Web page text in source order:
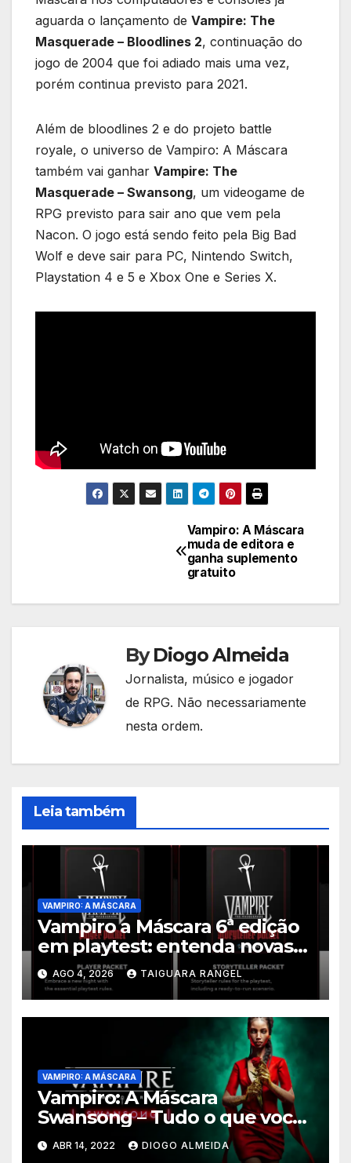
aguarda o lançamento de Vampire: The
Masquerade – Bloodlines 2, continuação do
jogo de 2004 que foi adiado mais uma vez,
porém continua previsto para 2021.
Além de bloodlines 2 e do projeto battle
royale, o universo de Vampiro: A Máscara
também vai ganhar Vampire: The
Masquerade – Swansong, um videogame de
RPG previsto para sair ano que vem pela
Nacon. O jogo está sendo feito pela Big Bad
Wolf e deve sair para PC, Nintendo Switch,
Playstation 4 e 5 e Xbox One e Series X.
Post
Vampiro: A Máscara
muda de editora e
ganha suplemento
gratuito
ByDiogo Almeida
Jornalista, músico e jogador
de RPG. Não necessariamente
nesta ordem.
Leia também
VAMPIRO: A MÁSCARA
Vampiro a Máscara 6ª edição
em playtest: entenda novas
regras
AGO 4, 2026 TAIGUARA RANGEL
VAMPIRO: A MÁSCARA
Vampiro: A Máscara
Swansong – Tudo o que você
precisa saber sobre o jogo
ABR 14, 2022 DIOGO ALMEIDA